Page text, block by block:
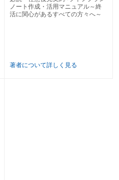
ノート作成・活用マニュアル～終
活に関心があるすべての方々へ～
著者について詳しく見る